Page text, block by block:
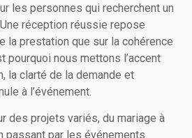
les personnes qui recherchent un
réception réussie repose
la prestation que sur la cohérence
pourquoi nous mettons l’accent
la clarté de la demande et
à l’événement.
des projets variés, du mariage à
passant par les événements